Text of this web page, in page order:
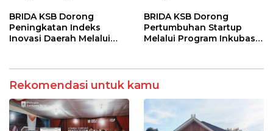
Daerah
Riset
BRIDA KSB Dorong
Peningkatan Indeks
Inovasi Daerah Melalui
BRIDA KSB Dorong
Pertumbuhan Startup
Melalui Program Inkubasi
Rekomendasi untuk kamu